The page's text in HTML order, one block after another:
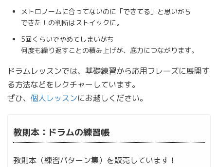
メトロノームに合ってないのに「できてる」と思いがち
できた！の判断はストイックに。
5回くらいでやめてしまいがち
何度も繰り返すことの積み上げが、底力につながります。
ドラムレッスンでは、基礎練習から応用フレーズに展開す
る方法などをレクチャーしています。
ぜひ、 個人レッスンにお越しください。
教則本：ドラムの練習帳
教則本（練習パターン集）を販売しています！